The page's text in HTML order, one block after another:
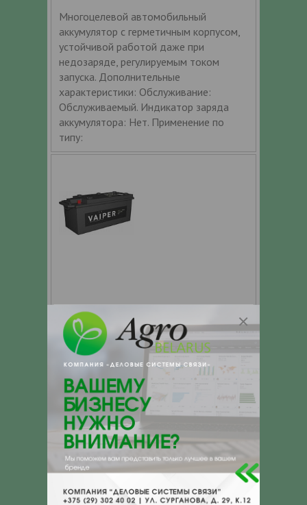
Многоцелевой автомобильный
аккумулятор с герметичным корпусом,
устойчивой работой даже при
недозаряде, регулируемым током
запуска. Дополнительные
характеристики: Обслуживание:
Обслуживаемый. Индикатор заряда
аккумулятора: Нет. Применение по
типу:
АКБ 6СТ 135 L(3) (левый) Vaiper
Дополнительные характеристики:
Обслуживание: Обслуживаемый. Тип
аккумулятора: Свинцово-кислотные
(SLA). Индикатор заряда аккумулятора:
Нет. Применение по типу: Легковые,
бусы, грузовые, с/х-техника. Состояние:
Новое. Полярность: "3" (+ справа).